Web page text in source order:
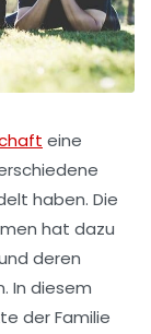
eine
haben. Die
hat dazu
deren
In diesem
der Familie